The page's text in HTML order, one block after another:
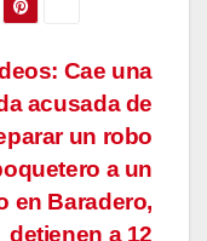
Cae una
acusada de
un robo
a un
en Baradero,
detienen a 12